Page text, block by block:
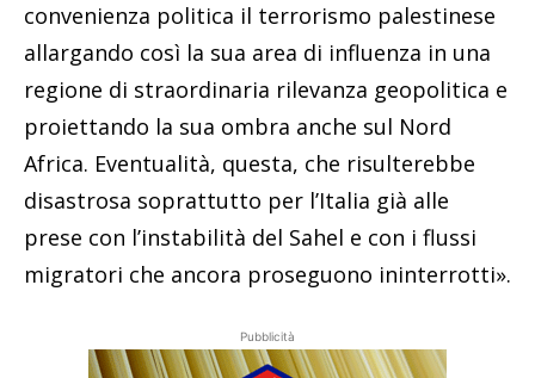
convenienza politica il terrorismo palestinese
allargando così la sua area di influenza in una
regione di straordinaria rilevanza geopolitica e
proiettando la sua ombra anche sul Nord
Africa. Eventualità, questa, che risulterebbe
disastrosa soprattutto per l’Italia già alle
prese con l’instabilità del Sahel e con i flussi
migratori che ancora proseguono ininterrotti».
Pubblicità